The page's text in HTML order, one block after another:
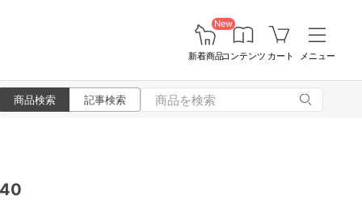
New
新着商品コンテンツ カート メニュー
商品検索 記事検索
40